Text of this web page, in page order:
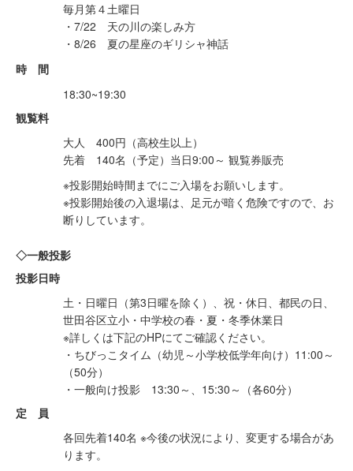
毎月第４土曜日
・7/22 天の川の楽しみ方
・8/26 夏の星座のギリシャ神話
時 間
18:30~19:30
観覧料
大人 400円（高校生以上）
先着 140名（予定）当日9:00～ 観覧券販売
※投影開始時間までにご入場をお願いします。
※投影開始後の入退場は、足元が暗く危険ですので、お
断りしています。
◇一般投影
投影日時
土・日曜日（第3日曜を除く）、祝・休日、都民の日、
世田谷区立小・中学校の春・夏・冬季休業日
※詳しくは下記のHPにてご確認ください。
・ちびっこタイム（幼児～小学校低学年向け）11:00～
（50分）
・一般向け投影 13:30～、15:30～（各60分）
定 員
各回先着140名 ※今後の状況により、変更する場合があ
ります。